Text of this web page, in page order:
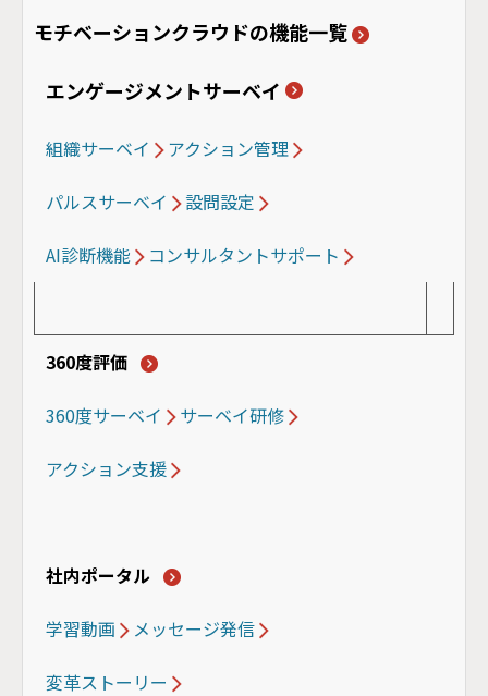
モチベーションクラウドの機能一覧
エンゲージメントサーベイ
組織サーベイ アクション管理
パルスサーベイ 設問設定
AI診断機能 コンサルタントサポート
360度評価
360度サーベイ サーベイ研修
アクション支援
社内ポータル
学習動画 メッセージ発信
変革ストーリー